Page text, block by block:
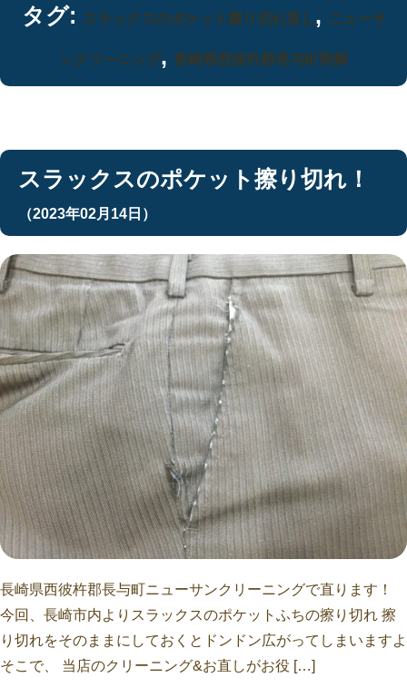
タグ: スラックスのポケット擦り切れ直し, ニューサ
ンクリーニング, 長崎県西彼杵郡長与町岡郷
スラックスのポケット擦り切れ！
（2023年02月14日）
長崎県西彼杵郡長与町ニューサンクリーニングで直ります！
今回、長崎市内よりスラックスのポケットふちの擦り切れ 擦
り切れをそのままにしておくとドンドン広がってしまいますよ
そこで、 当店のクリーニング&お直しがお役 […]